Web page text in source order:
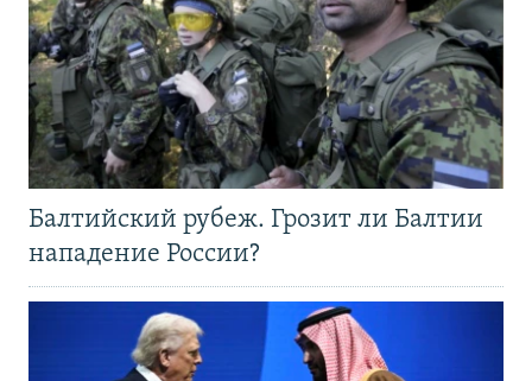
Балтийский рубеж. Грозит ли Балтии
нападение России?